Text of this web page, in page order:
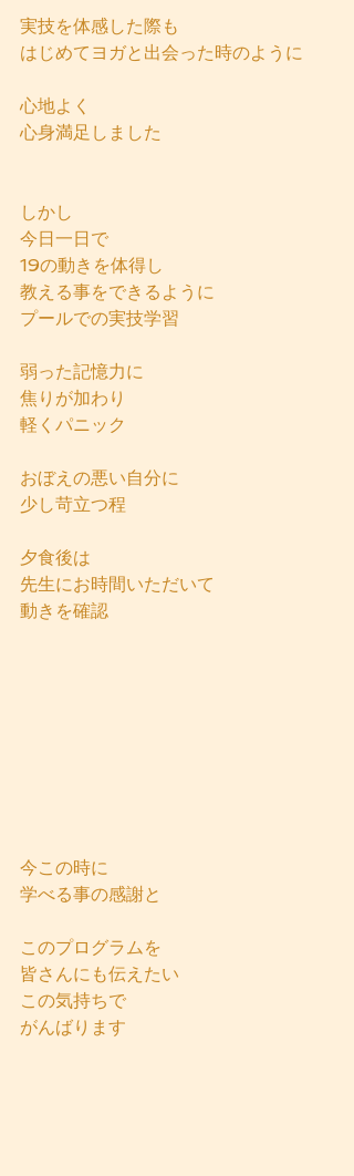
実技を体感した際も
はじめてヨガと出会った時のように
心地よく
心身満足しました
しかし
今日一日で
19の動きを体得し
教える事をできるように
プールでの実技学習
弱った記憶力に
焦りが加わり
軽くパニック
おぼえの悪い自分に
少し苛立つ程
夕食後は
先生にお時間いただいて
動きを確認
今この時に
学べる事の感謝と
このプログラムを
皆さんにも伝えたい
この気持ちで
がんばります